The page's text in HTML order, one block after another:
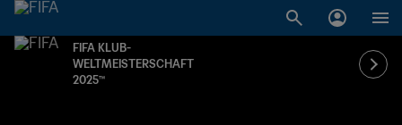
FIFA KLUB-
WELTMEISTERSCHAFT
2025™